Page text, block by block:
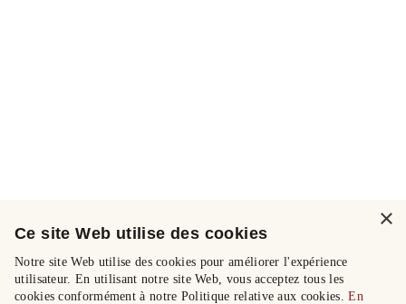
×
Ce site Web utilise des cookies
Notre site Web utilise des cookies pour améliorer l'expérience
utilisateur. En utilisant notre site Web, vous acceptez tous les
cookies conformément à notre Politique relative aux cookies.En